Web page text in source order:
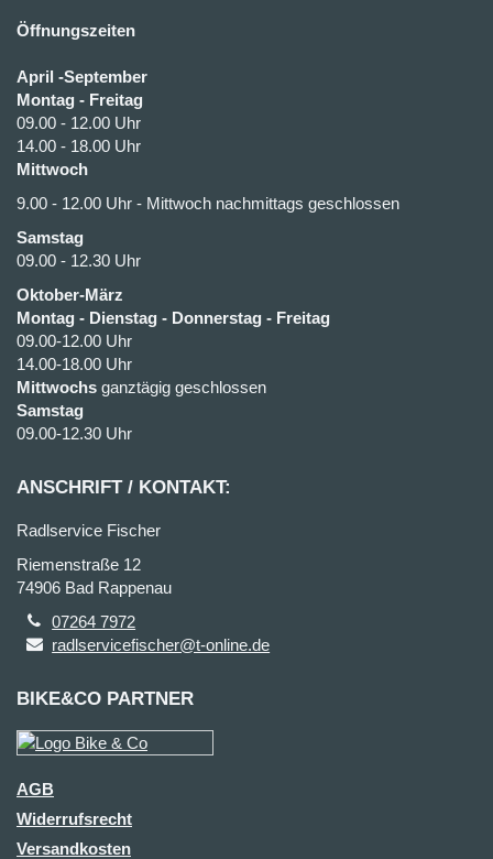
Öffnungszeiten
April -September
Montag - Freitag
09.00 - 12.00 Uhr
14.00 - 18.00 Uhr
Mittwoch
9.00 - 12.00 Uhr - Mittwoch nachmittags geschlossen
Samstag
09.00 - 12.30 Uhr
Oktober-März
Montag - Dienstag - Donnerstag - Freitag
09.00-12.00 Uhr
14.00-18.00 Uhr
Mittwochs ganztägig geschlossen
Samstag
09.00-12.30 Uhr
ANSCHRIFT / KONTAKT:
Radlservice Fischer
Riemenstraße 12
74906 Bad Rappenau
07264 7972
radlservicefischer@t-online.de
BIKE&CO PARTNER
AGB
Widerrufsrecht
Versandkosten